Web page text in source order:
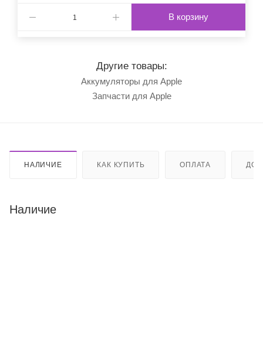
В корзину
Другие товары:
Аккумуляторы для Apple
Запчасти для Apple
НАЛИЧИЕ КАК КУПИТЬ ОПЛАТА
Наличие